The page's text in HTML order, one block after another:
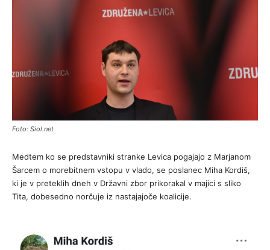
Foto: Siol.net
Medtem ko se predstavniki stranke Levica pogajajo z Marjanom
Šarcem o morebitnem vstopu v vlado, se poslanec Miha Kordiš,
ki je v preteklih dneh v Državni zbor prikorakal v majici s sliko
Tita, dobesedno norčuje iz nastajajoče koalicije.